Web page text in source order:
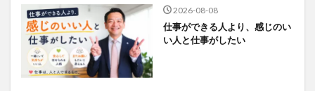
2026-08-08
仕事ができる人より、感じのい
い人と仕事がしたい